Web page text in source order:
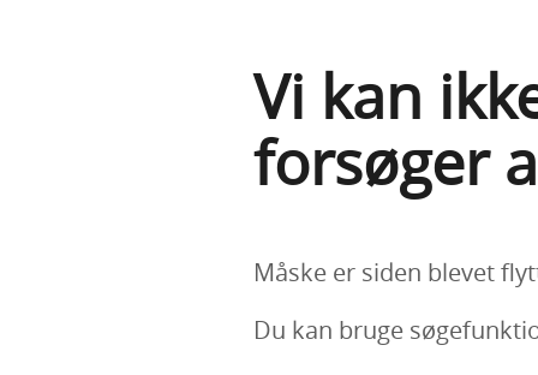
Vi kan
forsøger
Måske er siden blevet
Du kan bruge